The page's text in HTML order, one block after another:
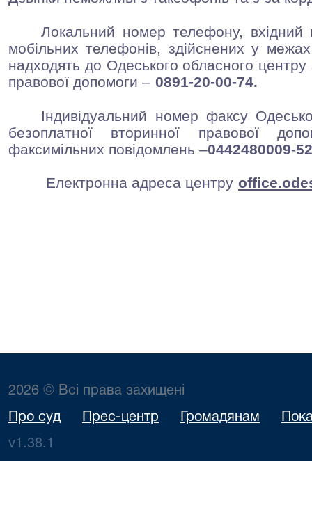
Локальний номер телефону, вхідний
мобільних телефонів, здійснених у
надходять до Одеського обласного
правової допомоги – 0891-20-00-74.
Індивідуальний номер факсу
безоплатної вторинної правової
факсимільних повідомлень –0442480009-
Електронна адреса центру
2026 © Всі права захищені
Про суд Прес-центр Громадянам
v1.38.1